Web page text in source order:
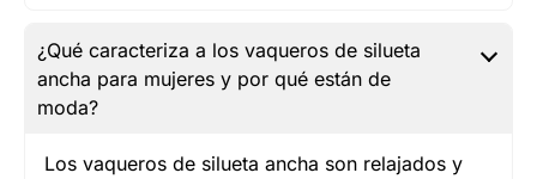
¿Qué caracteriza a los vaqueros de silueta
ancha para mujeres y por qué están de
moda?
Los vaqueros de silueta ancha son relajados y